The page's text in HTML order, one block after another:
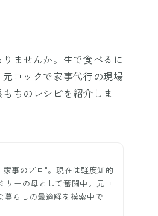
ませんか。生で食べるに
コックで家事代行の現場
ちのレシピを紹介しま
事のプロ"。現在は軽度知的
リーの母として奮闘中。元コ
らしの最適解を模索中で